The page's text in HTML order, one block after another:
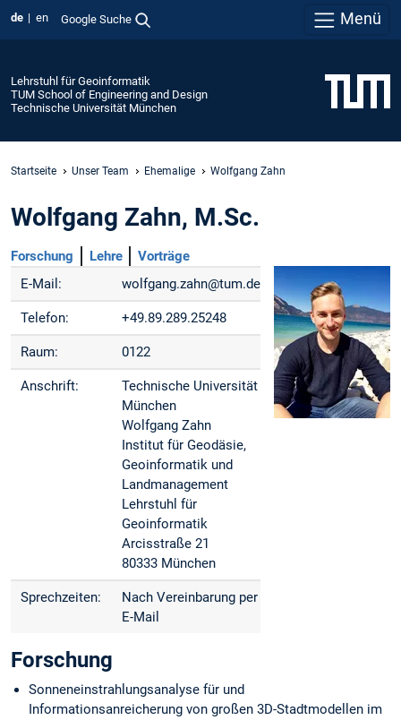
de en Google Suche Menü
Lehrstuhl für Geoinformatik
TUM School of Engineering and Design
Technische Universität München
Startseite Unser Team Ehemalige Wolfgang Zahn
Wolfgang Zahn, M.Sc.
Forschung Lehre
Vorträge
E-Mail:
wolfgang.zahn@tum.de
Telefon: +49.89.289.25248
Raum: 0122
Anschrift:
Technische Universität
München
Wolfgang Zahn
Institut für Geodäsie,
Geoinformatik und
Landmanagement
Lehrstuhl für
Geoinformatik
Arcisstraße 21
80333 München
Sprechzeiten:
Nach Vereinbarung per
E-Mail
Forschung
Sonneneinstrahlungsanalyse für und
Informationsanreicherung von großen 3D-Stadtmodellen im